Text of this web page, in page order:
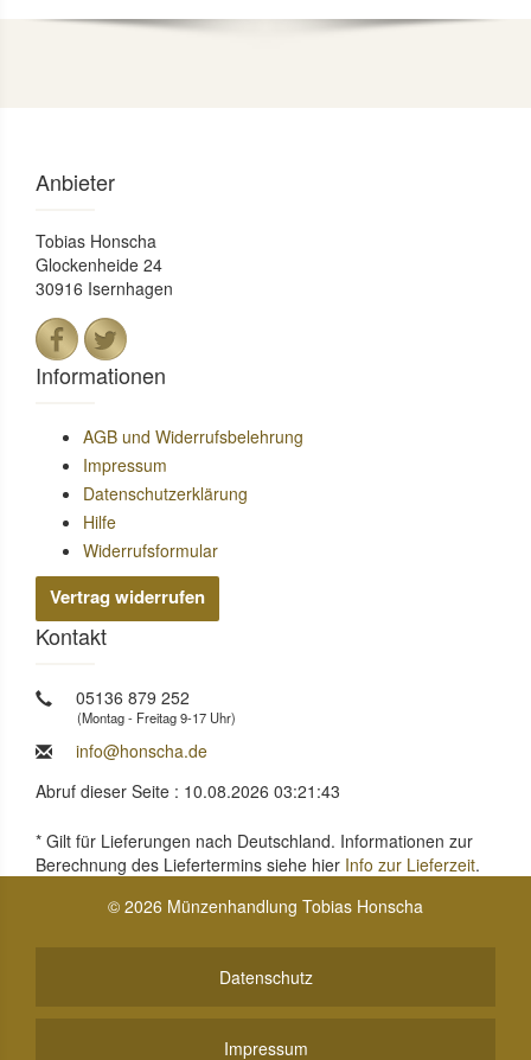
Anbieter
Tobias Honscha
Glockenheide 24
30916 Isernhagen
Informationen
AGB und Widerrufsbelehrung
Impressum
Datenschutzerklärung
Hilfe
Widerrufsformular
Vertrag widerrufen
Kontakt
05136 879 252
(Montag - Freitag 9-17 Uhr)
info@honscha.de
Abruf dieser Seite : 10.08.2026 03:21:43
* Gilt für Lieferungen nach Deutschland. Informationen zur
Berechnung des Liefertermins siehe hier Info zur Lieferzeit.
© 2026 Münzenhandlung Tobias Honscha
Datenschutz
Impressum